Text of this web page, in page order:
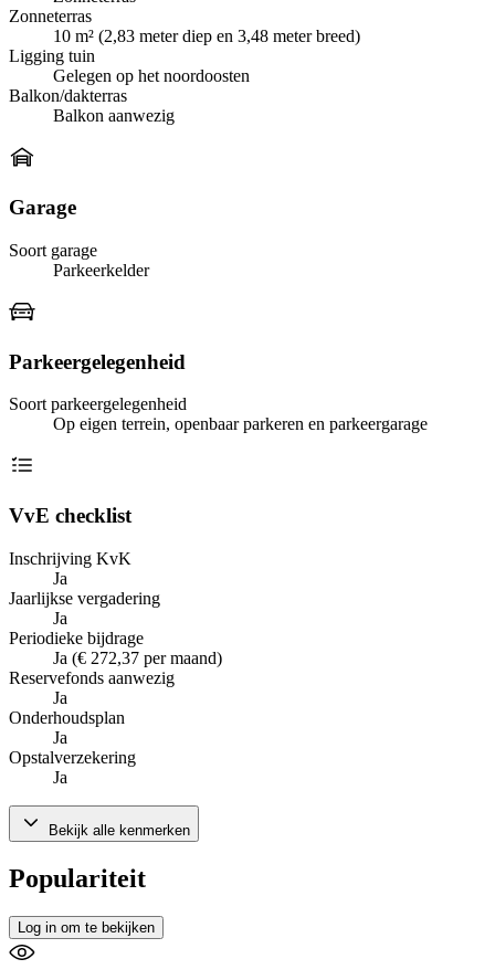
Zonneterras
10 m² (2,83 meter diep en 3,48 meter breed)
Ligging tuin
Gelegen op het noordoosten
Balkon/dakterras
Balkon aanwezig
Garage
Soort garage
Parkeerkelder
Parkeergelegenheid
Soort parkeergelegenheid
Op eigen terrein, openbaar parkeren en parkeergarage
VvE checklist
Inschrijving KvK
Ja
Jaarlijkse vergadering
Ja
Periodieke bijdrage
Ja (€ 272,37 per maand)
Reservefonds aanwezig
Ja
Onderhoudsplan
Ja
Opstalverzekering
Ja
Bekijk alle kenmerken
Populariteit
Log in om te bekijken